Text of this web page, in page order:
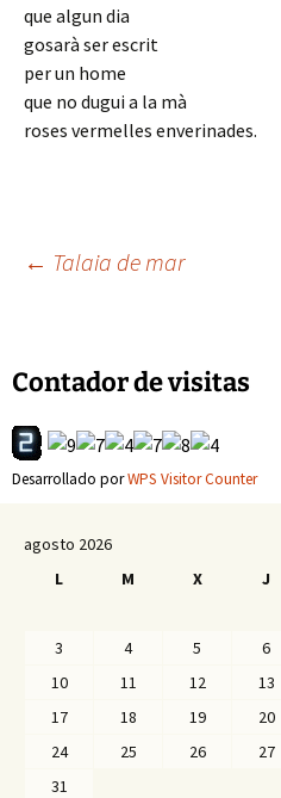
que algun dia
gosarà ser escrit
per un home
que no dugui a la mà
roses vermelles enverinades.
Navegación
de
entradas
← Talaia de mar
Contador de visitas
Desarrollado porWPS Visitor Counter
agosto 2026
L
M X J
3
4 5 6
10
11 12 13
17
18 19 20
24
25 26 27
31